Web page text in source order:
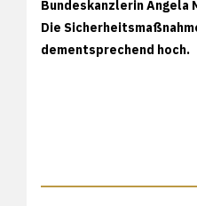
Bundeskanzlerin
Die
dementsprechend hoch.